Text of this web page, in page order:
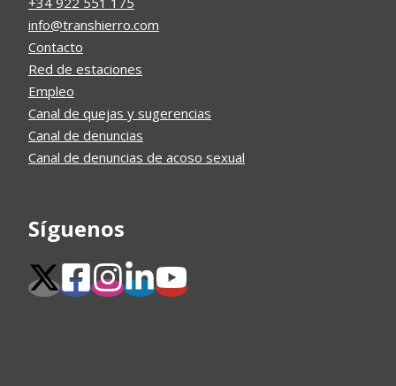
info@transhierro.com
Contacto
Red de estaciones
Empleo
Canal de quejas y sugerencias
Canal de denuncias
Canal de denuncias de acoso sexual
Síguenos